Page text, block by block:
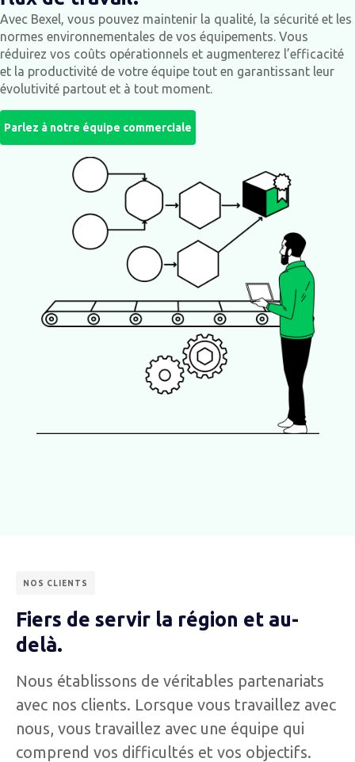
Avec Bexel, vous pouvez maintenir la qualité, la sécurité et les
normes environnementales de vos équipements. Vous
réduirez vos coûts opérationnels et augmenterez l’efficacité
et la productivité de votre équipe tout en garantissant leur
évolutivité partout et à tout moment.
Parlez à notre équipe commerciale
NOS CLIENTS
Fiers de servir la région et au-
delà.
Nous établissons de véritables partenariats
avec nos clients. Lorsque vous travaillez avec
nous, vous travaillez avec une équipe qui
comprend vos difficultés et vos objectifs.